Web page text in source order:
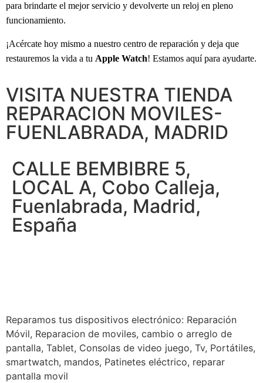
para brindarte el mejor servicio y devolverte un reloj en pleno
funcionamiento.
¡Acércate hoy mismo a nuestro centro de reparación y deja que
restauremos la vida a tu Apple Watch! Estamos aquí para ayudarte.
VISITA NUESTRA TIENDA
REPARACION MOVILES-
FUENLABRADA, MADRID
CALLE BEMBIBRE 5,
LOCAL A, Cobo Calleja,
Fuenlabrada, Madrid,
España
Reparamos tus dispositivos electrónico: Reparación
Móvil, Reparacion de moviles, cambio o arreglo de
pantalla, Tablet, Consolas de video juego, Tv, Portátiles,
smartwatch, mandos, Patinetes eléctrico, reparar
pantalla movil